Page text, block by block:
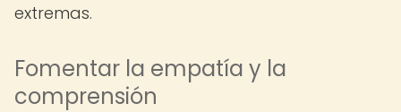
extremas.
Fomentar la empatía y la
comprensión